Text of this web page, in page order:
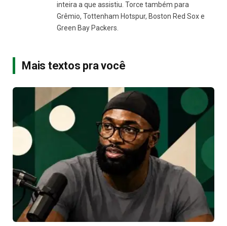
inteira a que assistiu. Torce também para
Grêmio, Tottenham Hotspur, Boston Red Sox e
Green Bay Packers.
Mais textos pra você